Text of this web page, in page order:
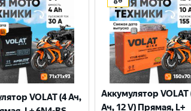
VOLAT (4 Ач,
Аккумулятор VOLAT
Ач, 12 V) Прямая, L+